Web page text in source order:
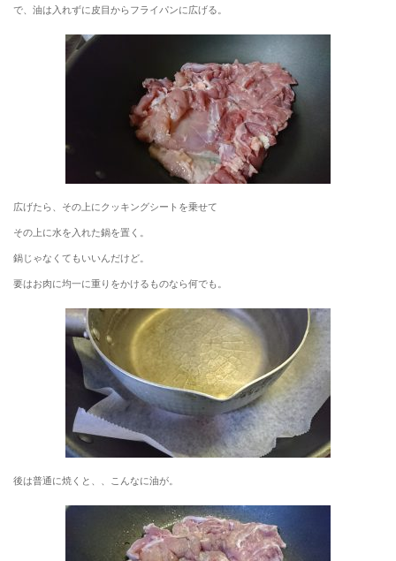
で、油は入れずに皮目からフライパンに広げる。
広げたら、その上にクッキングシートを乗せて
その上に水を入れた鍋を置く。
鍋じゃなくてもいいんだけど。
要はお肉に均一に重りをかけるものなら何でも。
後は普通に焼くと、、こんなに油が。